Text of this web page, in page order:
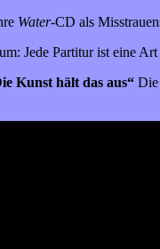
Water-CD als
Jede Partitur ist eine
Kunst hält das aus“ Die